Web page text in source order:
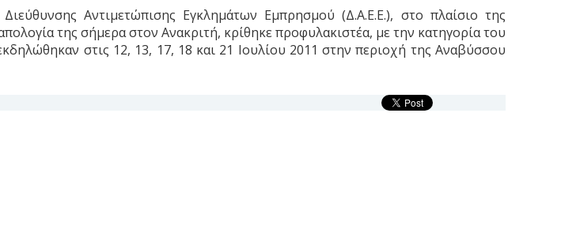
Αντιμετώπισης Εγκλημάτων Εμπρησμού (Δ.Α.Ε.Ε.), στο πλαίσιο της
της σήμερα στον Ανακριτή, κρίθηκε προφυλακιστέα, με την κατηγορία του
στις 12, 13, 17, 18 και 21 Ιουλίου 2011 στην περιοχή της Αναβύσσου